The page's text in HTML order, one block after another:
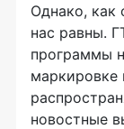
Однако, как
нас равны.
программы
маркировке
новостные